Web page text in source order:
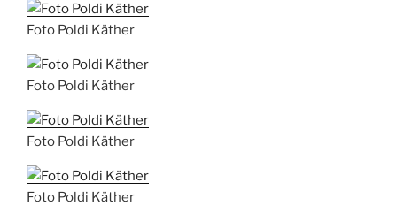
Foto Poldi Käther
Foto Poldi Käther
Foto Poldi Käther
Foto Poldi Käther